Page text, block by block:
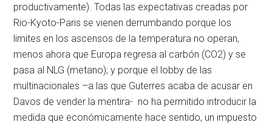
productivamente). Todas las expectativas creadas por
Rio-Kyoto-Paris se vienen derrumbando porque los
limites en los ascensos de la temperatura no operan,
menos ahora que Europa regresa al carbón (CO2) y se
pasa al NLG (metano); y porque el lobby de las
multinacionales –a las que Guterres acaba de acusar en
Davos de vender la mentira- no ha permitido introducir la
medida que económicamente hace sentido, un impuesto